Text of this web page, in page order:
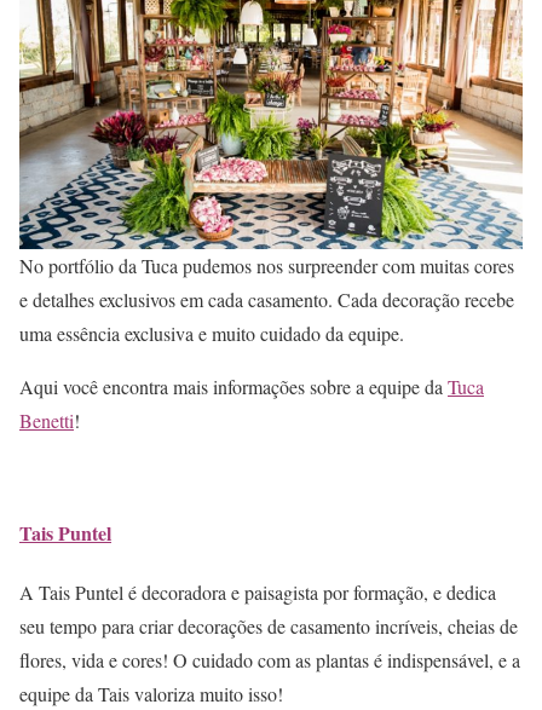
No portfólio da Tuca pudemos nos surpreender com muitas cores
e detalhes exclusivos em cada casamento. Cada decoração recebe
uma essência exclusiva e muito cuidado da equipe.
Aqui você encontra mais informações sobre a equipe da Tuca
Benetti!
Tais Puntel
A Tais Puntel é decoradora e paisagista por formação, e dedica
seu tempo para criar decorações de casamento incríveis, cheias de
flores, vida e cores! O cuidado com as plantas é indispensável, e a
equipe da Tais valoriza muito isso!